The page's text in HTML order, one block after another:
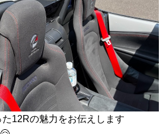
12Rの魅力をお伝えします